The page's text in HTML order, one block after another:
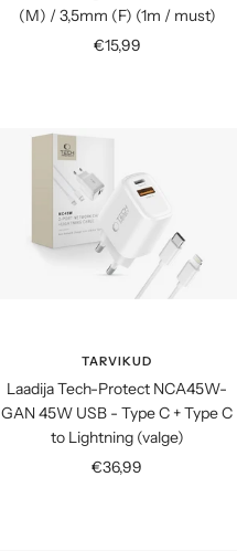
(M) / 3,5mm (F) (1m / must)
Soodushind
€15,99
TARVIKUD
Laadija Tech-Protect NCA45W-
GAN 45W USB - Type C + Type C
to Lightning (valge)
Soodushind
€36,99